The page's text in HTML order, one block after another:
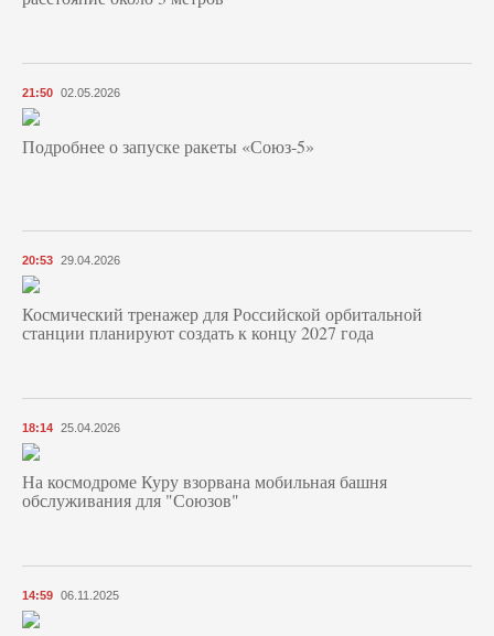
21:50 02.05.2026
Подробнее о запуске ракеты «Союз‑5»
20:53 29.04.2026
Космический тренажер для Российской орбитальной
станции планируют создать к концу 2027 года
18:14 25.04.2026
На космодроме Куру взорвана мобильная башня
обслуживания для "Союзов"
14:59 06.11.2025